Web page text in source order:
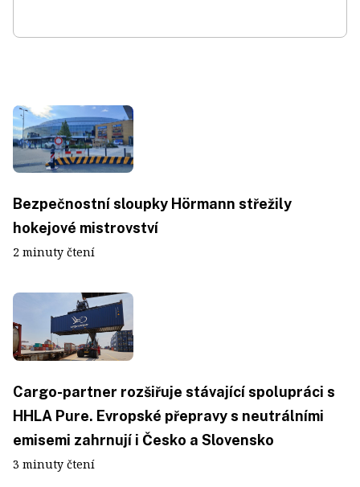
Bezpečnostní sloupky Hörmann střežily
hokejové mistrovství
2 minuty čtení
Cargo-partner rozšiřuje stávající spolupráci s
HHLA Pure. Evropské přepravy s neutrálními
emisemi zahrnují i Česko a Slovensko
3 minuty čtení